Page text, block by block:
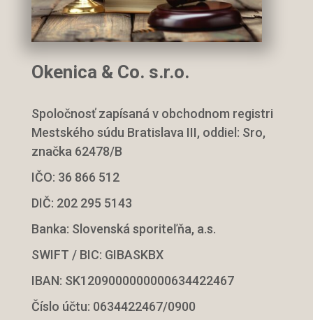
Okenica & Co. s.r.o.
Spoločnosť zapísaná v obchodnom registri
Mestského súdu Bratislava III, oddiel: Sro,
značka 62478/B
IČO: 36 866 512
DIČ: 202 295 5143
Banka: Slovenská sporiteľňa, a.s.
SWIFT / BIC: GIBASKBX
IBAN: SK1209000000000634422467
Číslo účtu: 0634422467/0900